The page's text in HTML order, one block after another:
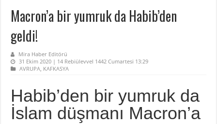
Macron’a bir yumruk da Habib’den
geldi!
Mira Haber Editörü
31 Ekim 2020 | 14 Rebiülevvel 1442 Cumartesi 13:29
AVRUPA, KAFKASYA
Habib’den bir yumruk da
İslam düşmanı Macron’a